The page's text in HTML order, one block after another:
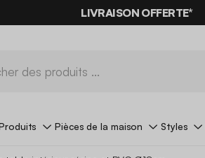
LIVRAISON OFFERTE*
Pièces de la maison Styles